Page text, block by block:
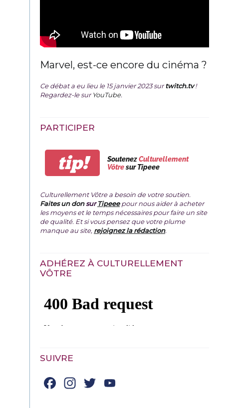
Marvel, est-ce encore du cinéma ?
Ce débat a eu lieu le 15 janvier 2023 surtwitch.tv !
Regardez-le surYouTube.
PARTICIPER
tip! SoutenezCulturellement
Vôtresur Tipeee
Culturellement Vôtre a besoin de votre soutien.
Faites un donsurTipeeepour nous aider à acheter
les moyens et le temps nécessaires pour faire un site
de qualité. Et si vous pensez que votre plume
manque au site, rejoignez la rédaction.
ADHÉREZ À CULTURELLEMENT
VÔTRE
SUIVRE
Facebook
Instagram
Twitter